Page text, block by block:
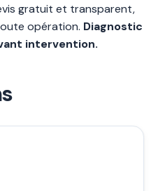
gratuit et transparent,
opération. Diagnostic
intervention.